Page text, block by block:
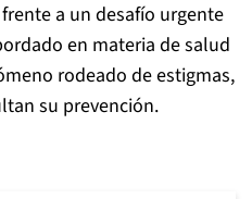
a un desafío urgente
en materia de salud
rodeado de estigmas,
su prevención.